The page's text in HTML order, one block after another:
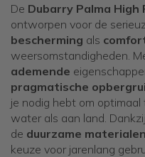
De Dubarry Palma High
ontworpen voor de
bescherming als
weersomstandigheden.
ademende
pragmatische
je nodig hebt om
water als aan land.
de duurzame materialen
keuze voor jarenlang